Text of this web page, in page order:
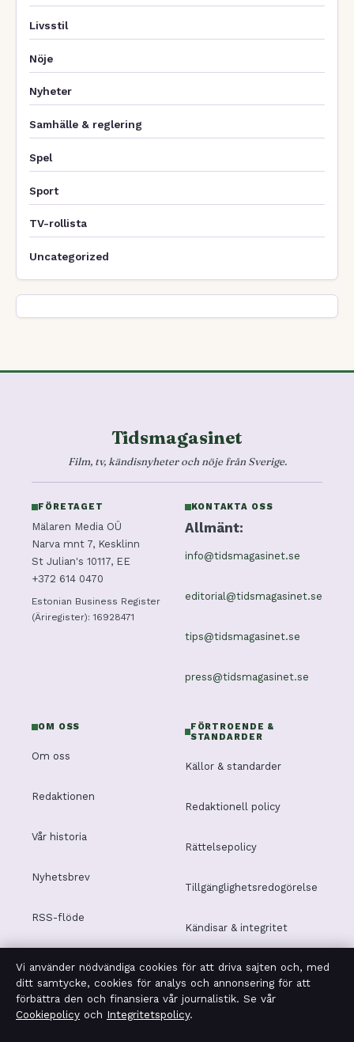
Livsstil
Nöje
Nyheter
Samhälle & reglering
Spel
Sport
TV-rollista
Uncategorized
Tidsmagasinet
Film, tv, kändisnyheter och nöje från Sverige.
FÖRETAGET
Mälaren Media OÜ
Narva mnt 7, Kesklinn
St Julian's 10117, EE
+372 614 0470
Estonian Business Register
(Äriregister): 16928471
KONTAKTA OSS
Allmänt:
info@tidsmagasinet.se
editorial@tidsmagasinet.se
tips@tidsmagasinet.se
press@tidsmagasinet.se
OM OSS
Om oss
Redaktionen
Vår historia
Nyhetsbrev
RSS-flöde
FÖRTROENDE &
STANDARDER
Källor & standarder
Redaktionell policy
Rättelsepolicy
Tillgänglighetsredogörelse
Kändisar & integritet
Integritetspolicy
Vi använder nödvändiga cookies för att driva sajten och, med
ditt samtycke, cookies för analys och annonsering för att
förbättra den och finansiera vår journalistik. Se vår
Cookiepolicy och Integritetspolicy.